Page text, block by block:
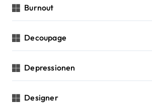
Burnout
Decoupage
Depressionen
Designer